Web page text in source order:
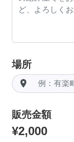
場所
room
販売金額
¥2,000